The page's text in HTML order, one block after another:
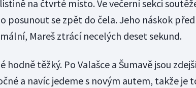
na čtvrté místo. Ve večerní sekci
posunout se zpět do čela. Jeho náskok
Mareš ztrácí necelých deset sekund.
hodně těžký. Po Valašce a Šumavě jsou
a navíc jedeme s novým autem, takže je